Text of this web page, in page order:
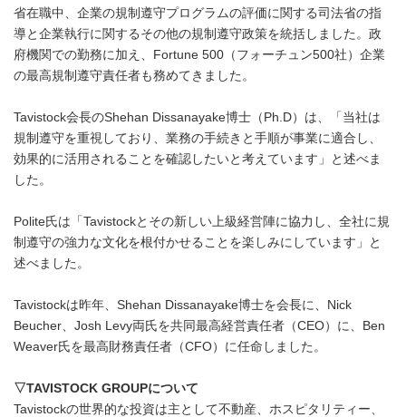
省在職中、企業の規制遵守プログラムの評価に関する司法省の指
導と企業執行に関するその他の規制遵守政策を統括しました。政
府機関での勤務に加え、Fortune 500（フォーチュン500社）企業
の最高規制遵守責任者も務めてきました。
Tavistock会長のShehan Dissanayake博士（Ph.D）は、「当社は
規制遵守を重視しており、業務の手続きと手順が事業に適合し、
効果的に活用されることを確認したいと考えています」と述べま
した。
Polite氏は「Tavistockとその新しい上級経営陣に協力し、全社に規
制遵守の強力な文化を根付かせることを楽しみにしています」と
述べました。
Tavistockは昨年、Shehan Dissanayake博士を会長に、Nick
Beucher、Josh Levy両氏を共同最高経営責任者（CEO）に、Ben
Weaver氏を最高財務責任者（CFO）に任命しました。
▽TAVISTOCK GROUPについて
Tavistockの世界的な投資は主として不動産、ホスピタリティー、